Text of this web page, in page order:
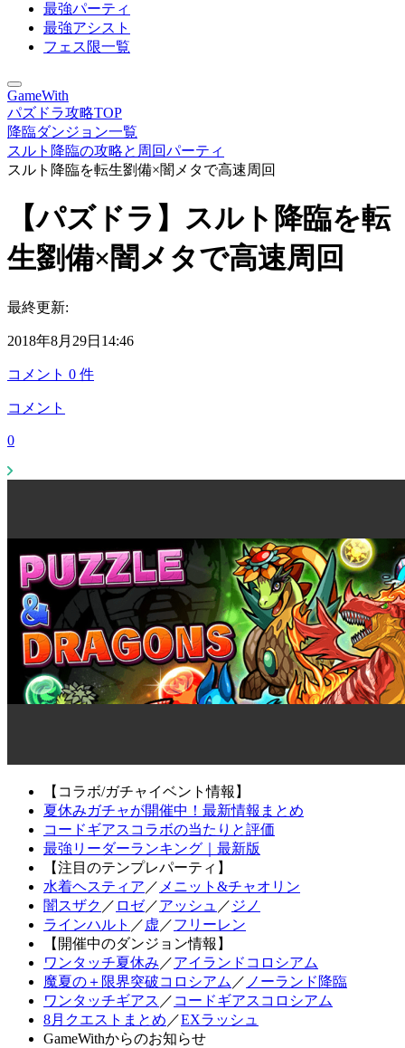
最強パーティ
最強アシスト
フェス限一覧
GameWith
パズドラ攻略TOP
降臨ダンジョン一覧
スルト降臨の攻略と周回パーティ
スルト降臨を転生劉備×闇メタで高速周回
【パズドラ】スルト降臨を転
生劉備×闇メタで高速周回
最終更新:
2018年8月29日14:46
コメント 0 件
コメント
0
【コラボ/ガチャイベント情報】
夏休みガチャが開催中！最新情報まとめ
コードギアスコラボの当たりと評価
最強リーダーランキング｜最新版
【注目のテンプレパーティ】
水着ヘスティア ／ メニット&チャオリン
闇スザク ／ ロゼ／アッシュ ／ ジノ
ラインハルト ／ 虚 ／フリーレン
【開催中のダンジョン情報】
ワンタッチ夏休み ／アイランドコロシアム
魔夏の＋限界突破コロシアム ／ ノーランド降臨
ワンタッチギアス ／ コードギアスコロシアム
8月クエストまとめ ／EXラッシュ
GameWithからのお知らせ